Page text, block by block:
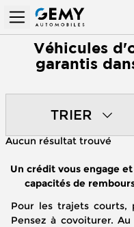
Véhicules
garantis
TRIER
Aucun résultat trouvé
Un crédit vous engage
capacités de
Pour les trajets courts,
Pensez à covoiturer.